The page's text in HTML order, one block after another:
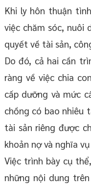
Khi ly hôn thuận
việc chăm sóc, nuôi
quyết về tài sản,
Do đó, cả hai cần
ràng về việc chia
cấp dưỡng và mức
chồng có bao nhiêu
tài sản riêng được
khoản nợ và nghĩa
Việc trình bày cụ
những nội dung